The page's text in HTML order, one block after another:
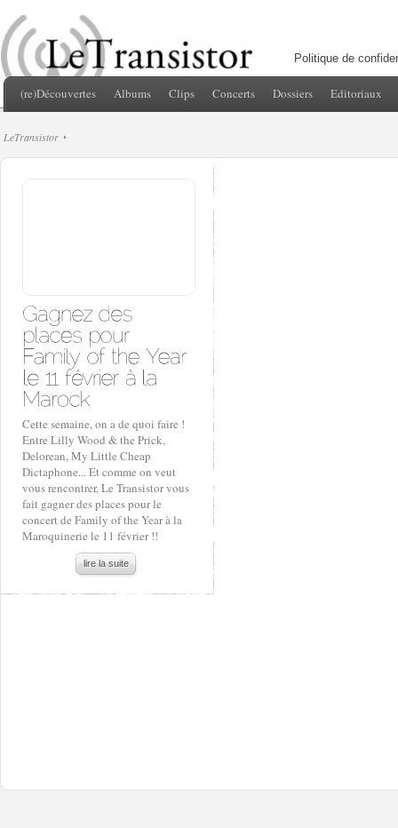
Politique de
(re)Découvertes Albums Clips Concerts Dossiers Editoriaux
LeTransistor
Cette semaine, on a de quoi faire !
Entre Lilly Wood & the Prick,
Delorean, My Little Cheap
Dictaphone... Et comme on veut
vous rencontrer, Le Transistor vous
fait gagner des places pour le
concert de Family of the Year à la
Maroquinerie le 11 février !!
lire la suite